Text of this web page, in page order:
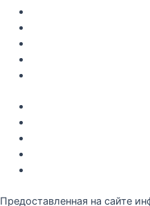
Предоставленная на сайте